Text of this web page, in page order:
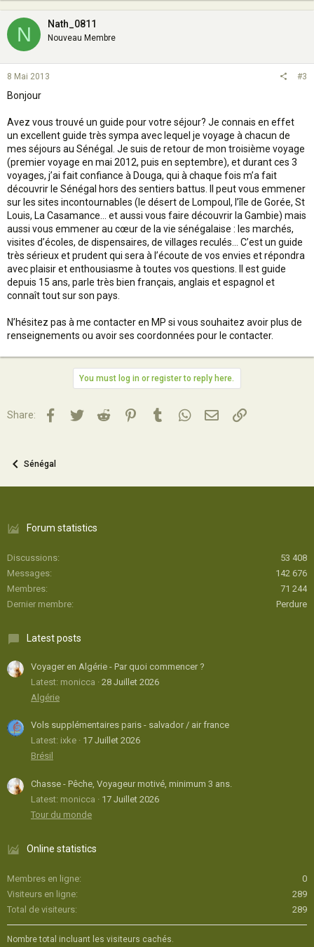
N Nath_0811
Nouveau Membre
8 Mai 2013 #3
Bonjour
Avez vous trouvé un guide pour votre séjour? Je connais en effet
un excellent guide très sympa avec lequel je voyage à chacun de
mes séjours au Sénégal. Je suis de retour de mon troisième voyage
(premier voyage en mai 2012, puis en septembre), et durant ces 3
voyages, j’ai fait confiance à Douga, qui à chaque fois m’a fait
découvrir le Sénégal hors des sentiers battus. Il peut vous emmener
sur les sites incontournables (le désert de Lompoul, l’île de Gorée, St
Louis, La Casamance… et aussi vous faire découvrir la Gambie) mais
aussi vous emmener au cœur de la vie sénégalaise : les marchés,
visites d’écoles, de dispensaires, de villages reculés... C’est un guide
très sérieux et prudent qui sera à l’écoute de vos envies et répondra
avec plaisir et enthousiasme à toutes vos questions. Il est guide
depuis 15 ans, parle très bien français, anglais et espagnol et
connaît tout sur son pays.
N’hésitez pas à me contacter en MP si vous souhaitez avoir plus de
renseignements ou avoir ses coordonnées pour le contacter.
You must log in or register to reply here.
Share: Facebook
TwitterReddit PinterestTumblrWhatsApp
Email Lien
Sénégal
Forum statistics
Discussions
53 408
Messages
142 676
Membres
71 244
Dernier membre
Perdure
Latest posts
Voyager en Algérie - Par quoi commencer ?
Latest: monicca
28 Juillet 2026
Algérie
Vols supplémentaires paris - salvador / air france
Latest: ixke
17 Juillet 2026
Brésil
Chasse - Pêche, Voyageur motivé, minimum 3 ans.
Latest: monicca
17 Juillet 2026
Tour du monde
Online statistics
Membres en ligne
0
Visiteurs en ligne
289
Total de visiteurs
289
Nombre total incluant les visiteurs cachés.